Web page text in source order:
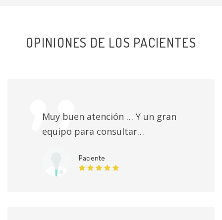
OPINIONES DE LOS PACIENTES
Muy buen atención … Y un gran
equipo para consultar…
Paciente